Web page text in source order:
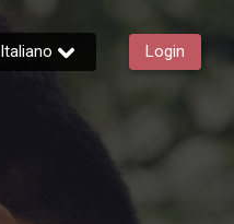
Italiano Login